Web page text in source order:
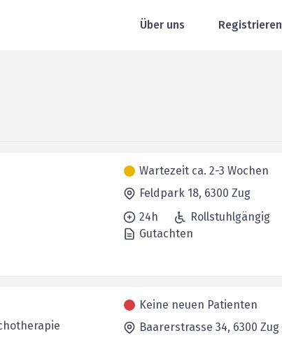
Über uns Registrieren
Wartezeit ca. 2-3 Wochen
Feldpark 18, 6300 Zug
24h
Rollstuhlgängig
Gutachten
Keine neuen Patienten
Baarerstrasse 34, 6300 Zug